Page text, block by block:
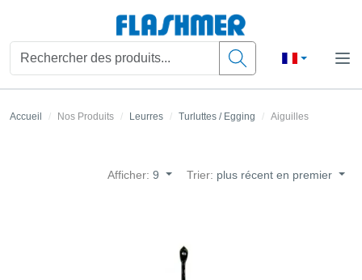
Accueil Nos Produits Leurres Turluttes / Egging Aiguilles
Afficher:9 Trier: plus récent en premier